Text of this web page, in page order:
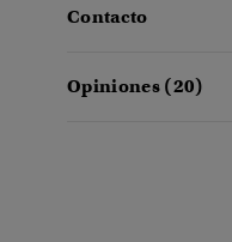
Contacto
Opiniones (20)